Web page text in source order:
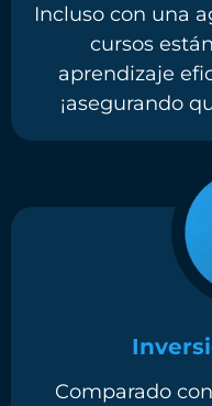
Incluso con una
cursos
aprendizaje
¡asegurando
Comparado